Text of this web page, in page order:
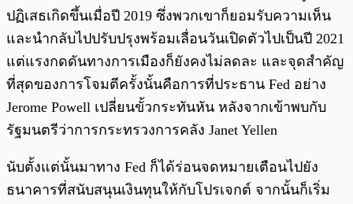
ปฏิเสธเกิดขึ้นเมื่อปี 2019 ซึ่งพวกเขาก็ยอมรับความเห็น
และนำกลับไปปรับปรุงพร้อมเลื่อนวันเปิดตัวไปเป็นปี 2021
แต่แรงกดดันทางการเมืองก็ยังคงไม่ลดละ และจุดสำคัญ
ที่สุดของการโจมตีครั้งนั้นคือการที่ประธาน Fed อย่าง
Jerome Powell เปลี่ยนขั้วกระทันหัน หลังจากเข้าพบกับ
รัฐมนตรีว่าการกระทรวงการคลัง Janet Yellen
นับตั้งแต่นั้นมาทาง Fed ก็ได้ร่อนจดหมายเตือนไปยัง
ธนาคารที่สนับสนุนเงินทุนให้กับโปรเจกต์ จากนั้นก็เริ่ม